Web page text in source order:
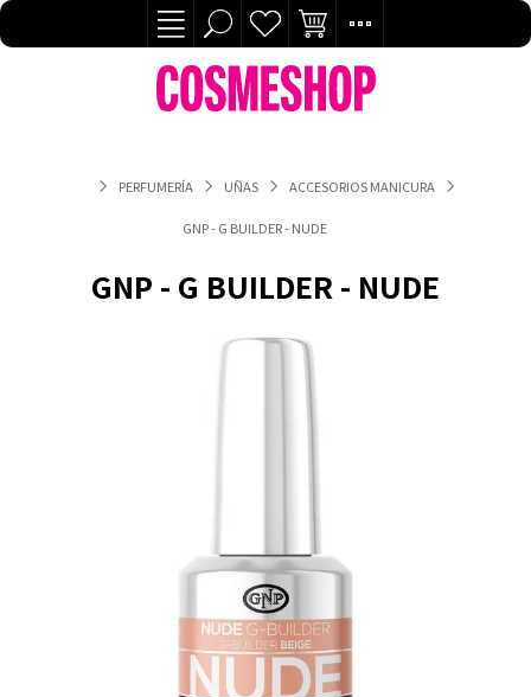
PERFUMERÍA UÑAS ACCESORIOS MANICURA
GNP - G BUILDER - NUDE
GNP - G BUILDER - NUDE